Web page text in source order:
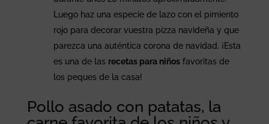
Luego haz una especie de lazo con el pimiento
rojo para decorar vuestra pizza navideña y que
parezca una auténtica corona de navidad. ¡Esta
es una de las recetas para niñosfavoritas de
los peques de la casa!
Pollo asado con patatas, la